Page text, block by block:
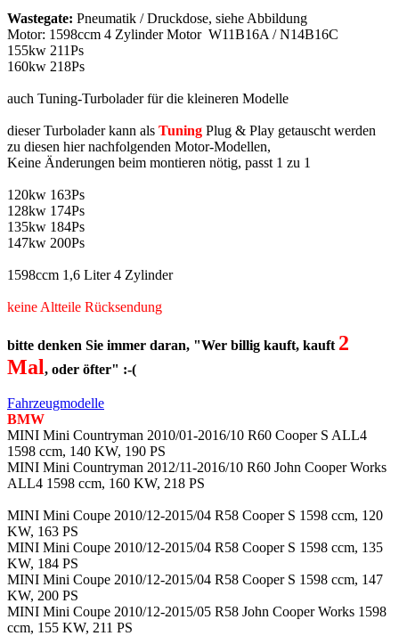
Wastegate: Pneumatik / Druckdose, siehe Abbildung
Motor: 1598ccm 4 Zylinder Motor W11B16A / N14B16C
155kw 211Ps
160kw 218Ps
auch Tuning-Turbolader für die kleineren Modelle
dieser Turbolader kann als Tuning Plug & Play getauscht werden
zu diesen hier nachfolgenden Motor-Modellen,
Keine Änderungen beim montieren nötig, passt 1 zu 1
120kw 163Ps
128kw 174Ps
135kw 184Ps
147kw 200Ps
1598ccm 1,6 Liter 4 Zylinder
keine Altteile Rücksendung
bitte denken Sie immer daran, "Wer billig kauft, kauft 2
Mal, oder öfter" :-(
Fahrzeugmodelle
BMW
MINI Mini Countryman 2010/01-2016/10 R60 Cooper S ALL4
1598 ccm, 140 KW, 190 PS
MINI Mini Countryman 2012/11-2016/10 R60 John Cooper Works
ALL4 1598 ccm, 160 KW, 218 PS
MINI Mini Coupe 2010/12-2015/04 R58 Cooper S 1598 ccm, 120
KW, 163 PS
MINI Mini Coupe 2010/12-2015/04 R58 Cooper S 1598 ccm, 135
KW, 184 PS
MINI Mini Coupe 2010/12-2015/04 R58 Cooper S 1598 ccm, 147
KW, 200 PS
MINI Mini Coupe 2010/12-2015/05 R58 John Cooper Works 1598
ccm, 155 KW, 211 PS